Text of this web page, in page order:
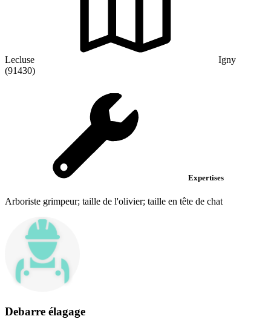
Lecluse
Igny
(91430)
Expertises
Arboriste grimpeur; taille de l'olivier; taille en tête de chat
Debarre élagage